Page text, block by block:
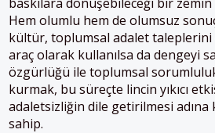
Hem olumlu hem de olumsuz
kültür, toplumsal adalet
araç olarak kullanılsa da dengeyi
özgürlüğü ile toplumsal
kurmak, bu süreçte lincin yıkıcı
adaletsizliğin dile getirilmesi
sahip.